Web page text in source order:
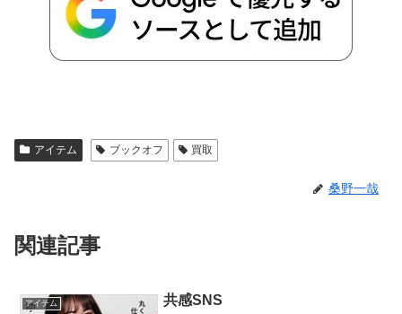
アイテム ブックオフ 買取
桑野一哉
関連記事
アイテム 共感SNS